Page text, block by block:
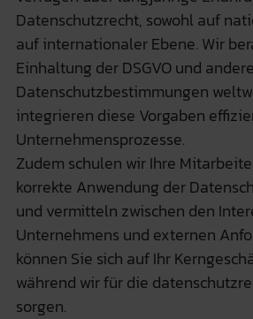
Datenschutzrecht, sowohl auf
auf internationaler Ebene. Wir
Einhaltung der DSGVO und
Datenschutzbestimmungen
integrieren diese Vorgaben
Unternehmensprozesse.
Zudem schulen wir Ihre
korrekte Anwendung der
und vermitteln zwischen den
Unternehmens und externen
können Sie sich auf Ihr
während wir für die
sorgen.